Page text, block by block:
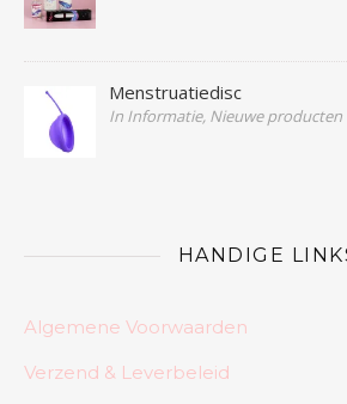
Menstruatiedisc
In Informatie, Nieuwe producten
HANDIGE
Algemene Voorwaarden
Verzend & Leverbeleid